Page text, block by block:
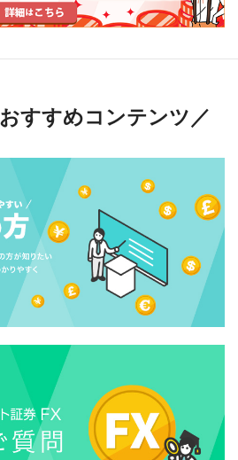
おすすめコンテンツ